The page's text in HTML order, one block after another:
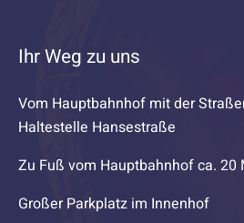
Ihr Weg zu uns
Vom Hauptbahnhof mit der
Haltestelle Hansestraße
Zu Fuß vom Hauptbahnhof ca. 20
Großer Parkplatz im Innenhof